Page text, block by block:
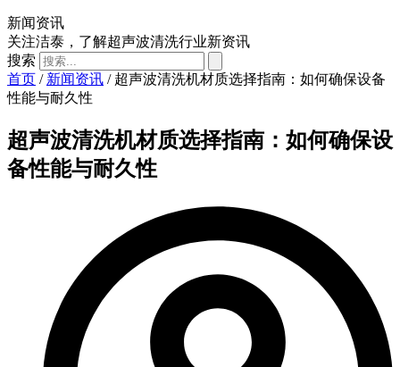
新闻资讯
关注洁泰，了解超声波清洗行业新资讯
搜索
首页 / 新闻资讯 / 超声波清洗机材质选择指南：如何确保设备
性能与耐久性
超声波清洗机材质选择指南：如何确保设
备性能与耐久性